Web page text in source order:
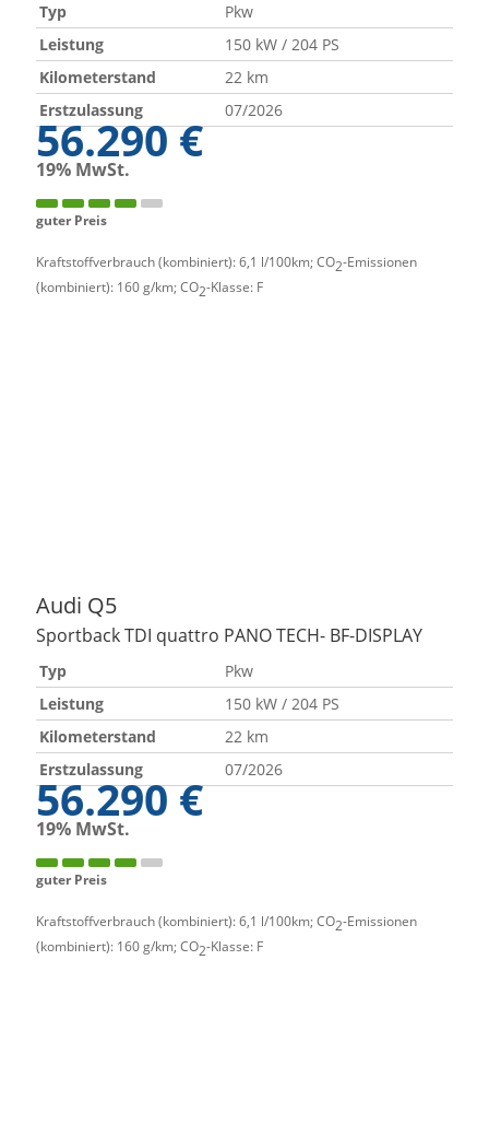
Typ
Pkw
Leistung
150 kW / 204 PS
Kilometerstand
22 km
Erstzulassung
07/2026
56.290 €
19% MwSt.
guter Preis
Kraftstoffverbrauch (kombiniert):6,1 l/100km;CO2-Emissionen
(kombiniert): 160 g/km;CO2-Klasse: F
Audi Q5
Sportback TDI quattro PANO TECH- BF-DISPLAY
Typ
Pkw
Leistung
150 kW / 204 PS
Kilometerstand
22 km
Erstzulassung
07/2026
56.290 €
19% MwSt.
guter Preis
Kraftstoffverbrauch (kombiniert):6,1 l/100km;CO2-Emissionen
(kombiniert): 160 g/km;CO2-Klasse: F